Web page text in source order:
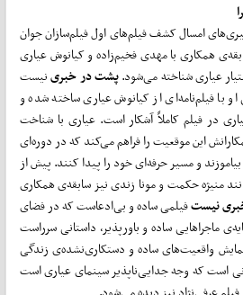
امسال کشف فیلم‌های اول فیلم‌سازان جوان
همکاری با مهدی فخیم‌زاده و کیانوش عیاری
عیاری شناخته می‌شود.پشت در خبرینیست
با فیلم‌نامه‌ای از کیانوش عیاری ساخته شده و
در فیلم کاملاً آشکار است. عیاری با شناخت
این موقعیت را فراهم می‌کند که در دوره‌ای
بیاموزند و مسیر حرفه‌ای خود را پیدا کنند. پیش از
منیژه حکمت و مونا زندی نیز سابقه‌ی همکاری
نیستفیلمی ساده و بی‌ادعاست که در فضای
ماجراهایی ساده و باورپذیر، داستانی سرراست
واقعیت‌های ساده و دستکاری‌نشده‌ی زندگی
است که وجه جدایی‌ناپذیر سینمای عیاری است